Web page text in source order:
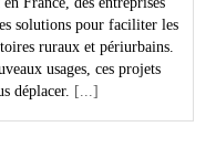
solutions pour faciliter les
ruraux et périurbains.
usages, ces projets
déplacer. [...]